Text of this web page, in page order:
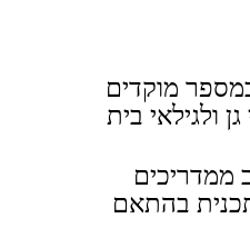
מוקדים
ולגילאי בית
ממדריכים
בהתאם